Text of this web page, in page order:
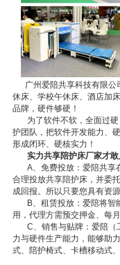
广州爱陪共享科技有限公
休床、学校午休床、酒店加
品牌，硬件够硬！
为了软件不软，全面过硬
护团队，把软件开发能力、
形成闭环、硬核实力！
实力共享陪护床厂家才敢
A、免费投放：爱陪共享
合理投放共享陪护床，并委
成回报。所以只要您具有资
B、租赁投放：爱陪将智
用，代理方需预交押金、每
C、销售与贴牌：爱陪（
力与硬件生产能力，能够助
式、陪护椅式、卡槽移动式、